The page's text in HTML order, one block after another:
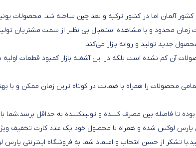
آلمان اما در کشور ترکیه و بعد چین ساخته شد. محصولات یونیک
محدود و با مشاهده استقبال بی نظیر از سمت مشتریان
آن کم نشده است بلکه در این آشفته بازار کمبود قطعات
محصولات را همراه با ضمانت در کوتاه ترین زمان ممکن و با
تا فاصله بین مصرف کننده و تولیدکننده به حداقل برسد.شما
پارس لوکس شده و همراه با محصول خود یک عدد کارت تخفیف ویژه
تشکر از حسن انتخاب و اعتماد شما به فروشگاه اینترنتی